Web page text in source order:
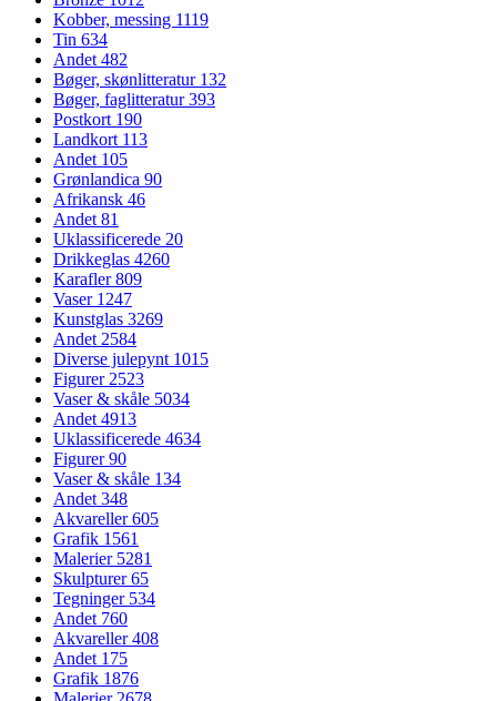
Kobber, messing 1119
Tin 634
Andet 482
Bøger, skønlitteratur 132
Bøger, faglitteratur393
Postkort 190
Landkort 113
Andet 105
Grønlandica 90
Afrikansk 46
Andet 81
Uklassificerede 20
Drikkeglas 4260
Karafler809
Vaser 1247
Kunstglas 3269
Andet 2584
Diverse julepynt 1015
Figurer 2523
Vaser & skåle 5034
Andet 4913
Uklassificerede 4634
Figurer90
Vaser & skåle 134
Andet 348
Akvareller605
Grafik 1561
Malerier 5281
Skulpturer65
Tegninger 534
Andet 760
Akvareller408
Andet 175
Grafik 1876